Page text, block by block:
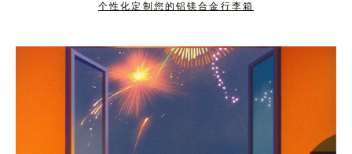
下
击
按
钮
取
个性化定制您的铝镁合金行李箱